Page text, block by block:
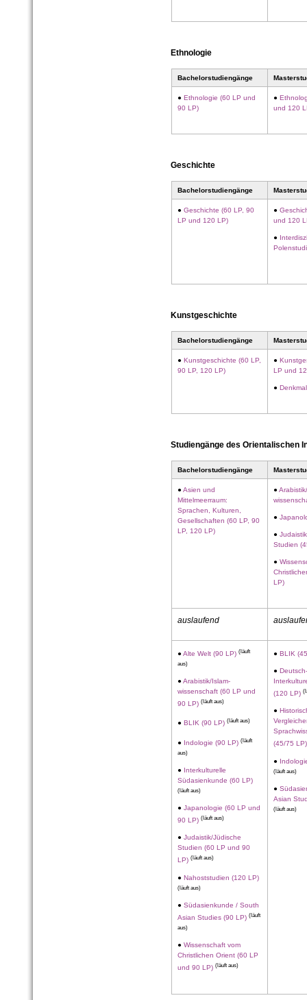
Ethnologie
Bachelorstudiengänge
●Ethnologie (60 LP und
90 LP)
●
und 120
Geschichte
Bachelorstudiengänge
●Geschichte (60 LP, 90
LP und 120 LP)
●
und 120
●
Kunstgeschichte
Bachelorstudiengänge
●Kunstgeschichte (60 LP,
90 LP, 120 LP)
●
LP und
●
Studiengänge des Orientalischen
Bachelorstudiengänge
●Asien und
Mittelmeerraum:
Sprachen, Kulturen,
Gesellschaften (60 LP, 90
LP, 120 LP)
●
●
●
Studien
●
LP)
auslaufend
●Alte Welt (90 LP) (läuft
aus)
●Arabistik/Islam­
wissenschaft (60 LP und
90 LP) (läuft aus)
● BLIK (90 LP) (läuft aus)
● Indologie (90 LP) (läuft
aus)
● Interkulturelle
Südasienkunde (60 LP)
(läuft aus)
●Japanologie (60 LP und
90 LP) (läuft aus)
●Judaistik/Jüdische
Studien (60 LP und 90
LP) (läuft aus)
●Nahoststudien (120 LP)
(läuft aus)
●Südasienkunde / South
Asian Studies (90 LP) (läuft
aus)
●Wissenschaft vom
Christlichen Orient (60 LP
und 90 LP) (läuft aus)
●BLIK
●
(120 LP)
●
(45/75 LP)
●
(läuft aus)
●
Asian
(läuft aus)